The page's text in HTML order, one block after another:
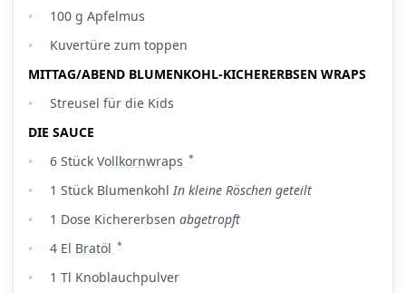
100 g Apfelmus
Kuvertüre zum toppen
MITTAG/ABEND BLUMENKOHL-KICHERERBSEN WRAPS
Streusel für die Kids
DIE SAUCE
6 Stück Vollkornwraps *
1 Stück BlumenkohlIn kleine Röschen geteilt
1 Dose Kichererbsen abgetropft
4 El Bratöl *
1 Tl Knoblauchpulver